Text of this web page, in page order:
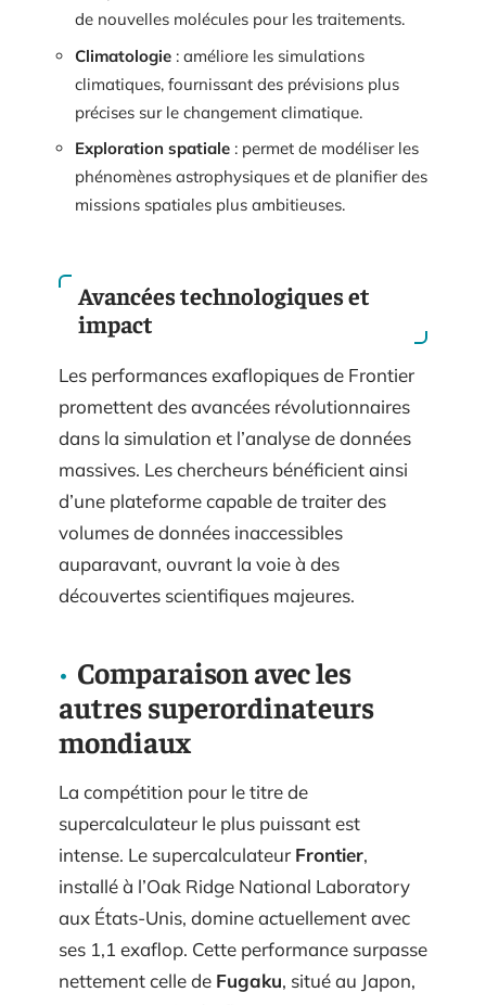
de nouvelles molécules pour les traitements.
Climatologie : améliore les simulations
climatiques, fournissant des prévisions plus
précises sur le changement climatique.
Exploration spatiale : permet de modéliser les
phénomènes astrophysiques et de planifier des
missions spatiales plus ambitieuses.
Avancées technologiques et
impact
Les performances exaflopiques de Frontier
promettent des avancées révolutionnaires
dans la simulation et l’analyse de données
massives. Les chercheurs bénéficient ainsi
d’une plateforme capable de traiter des
volumes de données inaccessibles
auparavant, ouvrant la voie à des
découvertes scientifiques majeures.
Comparaison avec les
autres superordinateurs
mondiaux
La compétition pour le titre de
supercalculateur le plus puissant est
intense. Le supercalculateur Frontier,
installé à l’Oak Ridge National Laboratory
aux États-Unis, domine actuellement avec
ses 1,1 exaflop. Cette performance surpasse
nettement celle de Fugaku, situé au Japon,